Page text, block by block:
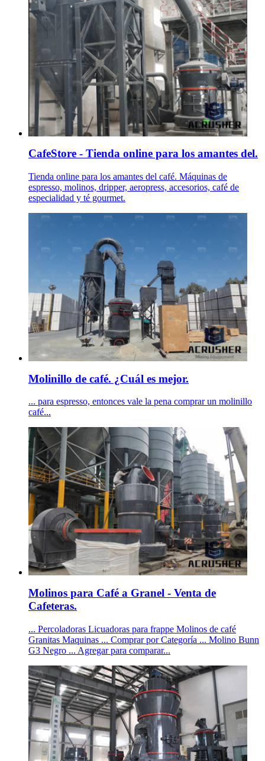
CafeStore - Tienda online para los amantes del.
Tienda online para los amantes del café. Máquinas de
espresso, molinos, dripper, aeropress, accesorios, café de
especialidad y té gourmet.
Molinillo de café. ¿Cuál es mejor.
... para espresso, entonces vale la pena comprar un molinillo
café...
Molinos para Café a Granel - Venta de
Cafeteras.
... Percoladoras Licuadoras para frappe Molinos de café
Granitas Maquinas ... Comprar por Categoría ... Molino Bunn
G3 Negro ... Agregar para comparar...